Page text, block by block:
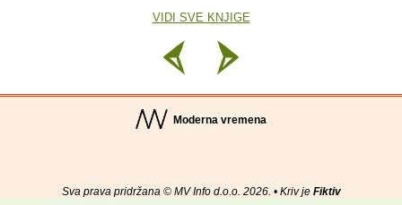
VIDI SVE KNJIGE
Moderna vremena
Sva prava pridržana © MV Info d.o.o. 2026. • Kriv je Fiktiv